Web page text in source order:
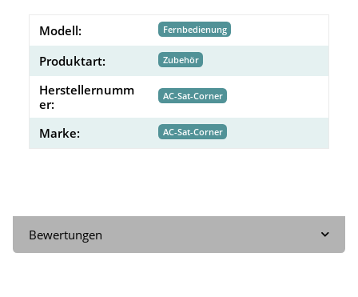
Modell: Fernbedienung
Produktart: Zubehör
Herstellernumm
er:
AC-Sat-Corner
Marke: AC-Sat-Corner
Bewertungen